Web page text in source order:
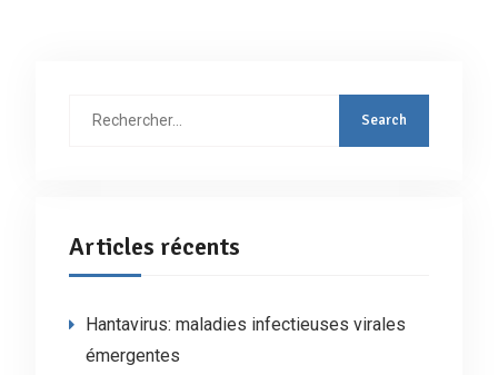
Articles récents
Hantavirus: maladies infectieuses virales
émergentes